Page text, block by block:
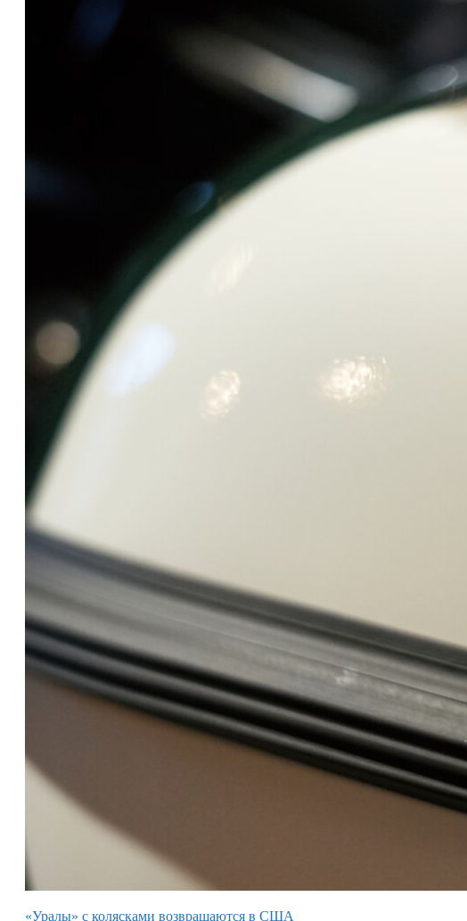
«Уралы» с колясками возвращаются в США